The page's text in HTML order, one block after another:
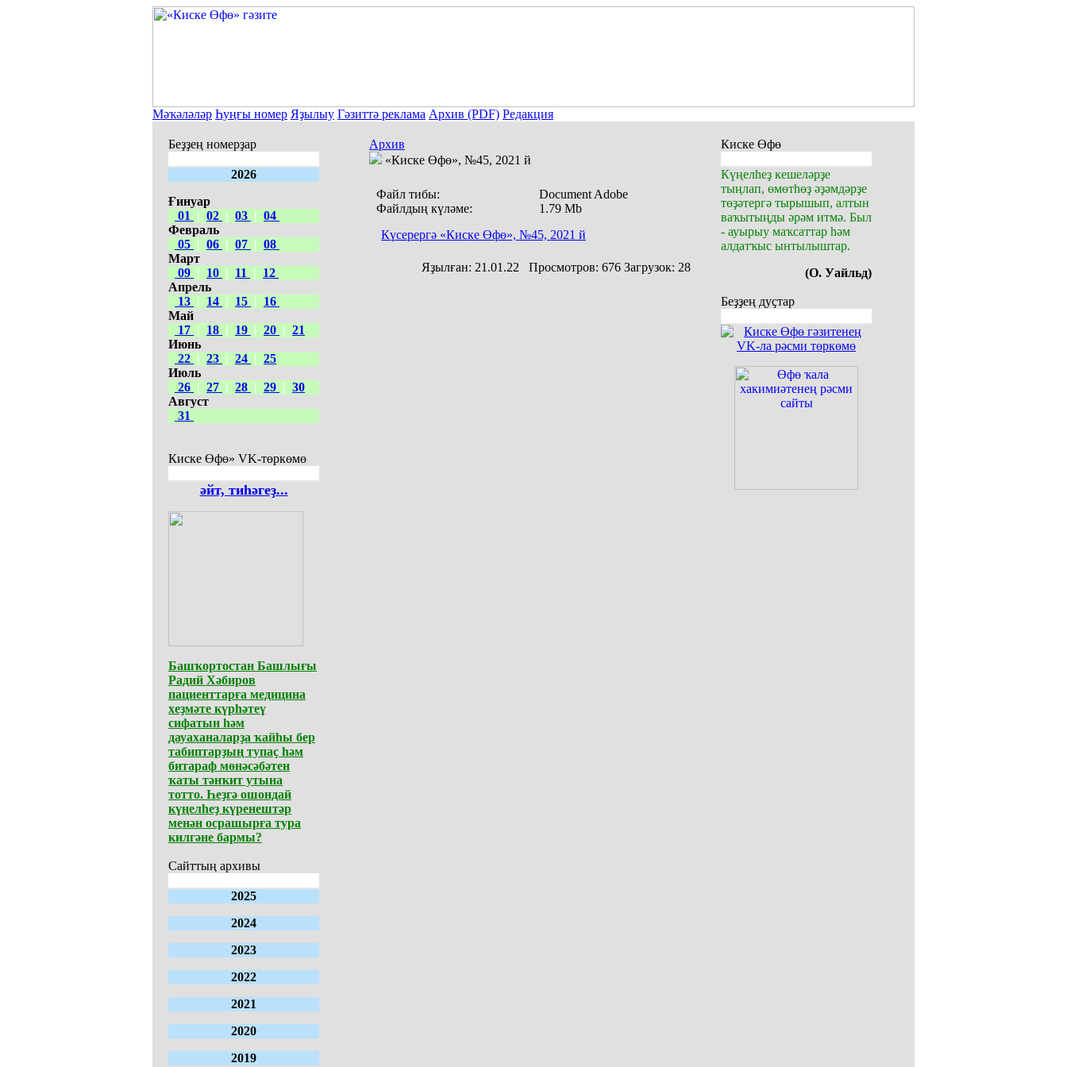
Мәҡәләләр Һуңғы номер Яҙылыу Гәзиттә реклама Архив (PDF) Редакция
Беҙҙең номерҙар
2026
Ғинуар
01
| 02 | 03 | 04
Февраль
05 | 06 | 07 | 08
Март
09 | 10 | 11 |
12
Апрель
13 | 14 | 15 |
16
Май
17 | 18 | 19 | 20 | 21
Июнь
22 | 23 | 24 | 25
Июль
26 | 27 | 28 | 29 | 30
Август
31
Киске Өфө» VK-төркөмө
әйт, тиһәгеҙ...
Башҡортостан Башлығы
Радий Хәбиров
пациенттарға медицина
хеҙмәте күрһәтеү
сифатын һәм
дауаханаларҙа ҡайһы бер
табиптарҙың тупаҫ һәм
битараф мөнәсәбәтен
ҡаты тәнҡит утына
тотто. Һеҙгә ошондай
күңелһеҙ күренештәр
менән осрашырға тура
килгәне бармы?
Сайттың архивы
2025
2024
2023
2022
2021
2020
2019
Архив
«Киске Өфө», №45, 2021 й
Файл тибы:
Document Adobe
Файлдың күләме:
1.79 Mb
Күсерергә «Киске Өфө», №45, 2021 й
Яҙылған: 21.01.22 Просмотров: 676 Загрузок: 28
Киске Өфө
Күңелһеҙ кешеләрҙе
тыңлап, өмөтһөҙ әҙәмдәрҙе
төҙәтергә тырышып, алтын
ваҡытыңды әрәм итмә. Был
- ауырыу маҡсаттар һәм
алдатҡыс ынтылыштар.
(О. Уайльд)
Беҙҙең дуҫтар